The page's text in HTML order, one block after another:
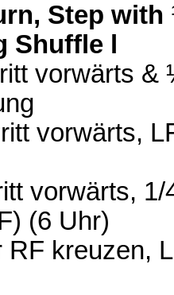
Step with
l
vorwärts &
vorwärts,
vorwärts,
(6 Uhr)
RF kreuzen,